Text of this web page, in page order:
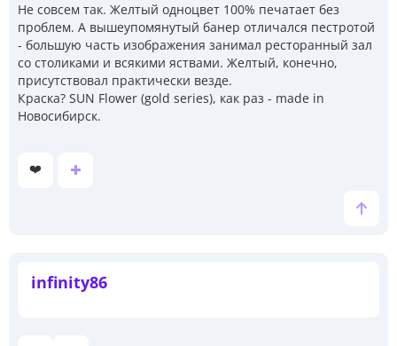
б
щ
е
н
и
е
Не совсем так. Желтый одноцвет 100% печатает без
проблем. А вышеупомянутый банер отличался пестротой
- большую часть изображения занимал ресторанный зал
со столиками и всякими яствами. Желтый, конечно,
присутствовал практически везде.
Краска? SUN Flower (gold series), как раз - made in
Новосибирск.
❤️
infinity86